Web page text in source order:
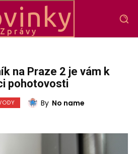
Zprávy
na Praze 2 je vám k
pohotovosti
By No name